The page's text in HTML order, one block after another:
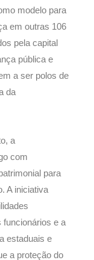
modelo para
em outras 106
pela capital
pública e
a ser polos de
da
a
com
para
A iniciativa
funcionários e a
estaduais e
a proteção do